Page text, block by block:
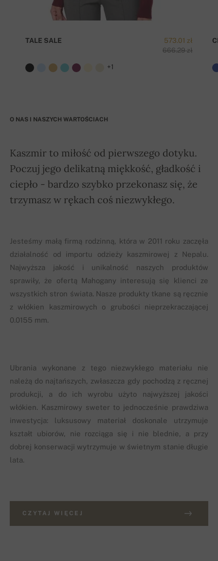
573.01 zł
666.29 zł
TALE SALE
+1
O NAS I NASZYCH WARTOŚCIACH
Kaszmir to miłość od pierwszego dotyku.
Poczuj jego delikatną miękkość, gładkość i
ciepło - bardzo szybko przekonasz się, że
trzymasz w rękach coś niezwykłego.
Jesteśmy małą firmą rodzinną, która w 2011 roku zaczęła
działalność od importu odzieży kaszmirowej z Nepalu.
Najwyższa jakość i unikalność naszych produktów
sprawiły, że ofertą Mahogany interesują się klienci ze
wszystkich stron świata. Nasze produkty tkane są ręcznie
z włókien kaszmirowych o grubości nieprzekraczającej
0.0155 mm.
Ubrania wykonane z tego niezwykłego materiału nie
należą do najtańszych, zwłaszcza gdy pochodzą z ręcznej
produkcji, a do ich wyrobu użyto najwyższej jakości
włókien. Kaszmirowy sweter to jednocześnie prawdziwa
inwestycja: luksusowy materiał doskonale utrzymuje
kształt ubiorów, nie rozciąga się i nie blednie, a przy
dobrej konserwacji wytrzymuje w świetnym stanie długie
lata.
CZYTAJ WIĘCEJ